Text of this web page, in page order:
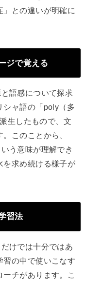
」との違いが明確に
ジで覚える
語感について探求
シャ語の「poly（多
生したもので、文
このことから、
う意味が理解でき
を求め続ける様子が
習法
けでは十分ではあ
習の中で使いこなす
チがあります。こ